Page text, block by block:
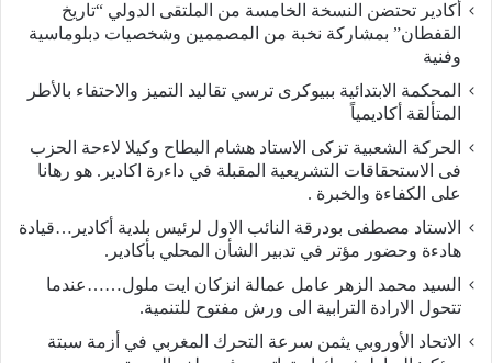
أكادير تحتضن النسخة الخامسة من الملتقى الدولي “تاريخ
القفطان” بمشاركة نخبة من المصممين وشخصيات دبلوماسية
وفنية
المحكمة الابتدائية ببيوكرى ترسي تقاليد التميز والاحتفاء بالأطر
المتألقة أكاديمياً
الحركة الشعبية تزكى الاستاد هشام البطاح وكيلا لاءحة الحزب
فى الاستحقاقات التشريعية المقبلة في داءرة اكادير. هو رهانا
على الكفاءة والخبرة .
الاستاد مصطفى بودرقة النائب الاول لرئيس بلدية أكادير…قيادة
هادءة وحضور مؤتر في تدبير الشأن المحلي بأكادير.
السيد محمد الزهر عامل عمالة انزكان ايت ملول……عندما
تتحول الارادة الترابية الى ورش مفتوح للتنمية.
الاتحاد الأوروبي يثمن سرعة التحرك المغربي في أزمة سبتة